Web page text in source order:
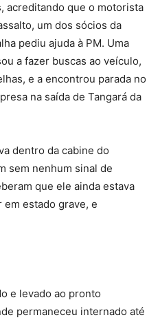
acreditando que o motorista
um dos sócios da
pediu ajuda à PM. Uma
a fazer buscas ao veículo,
e a encontrou parada no
na saída de Tangará da
dentro da cabine do
sem nenhum sinal de
que ele ainda estava
em estado grave, e
e levado ao pronto
permaneceu internado até